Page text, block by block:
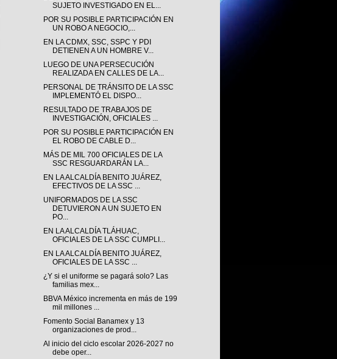
SUJETO INVESTIGADO EN EL...
POR SU POSIBLE PARTICIPACIÓN EN
UN ROBO A NEGOCIO,...
EN LA CDMX, SSC, SSPC Y PDI
DETIENEN A UN HOMBRE V...
LUEGO DE UNA PERSECUCIÓN
REALIZADA EN CALLES DE LA...
PERSONAL DE TRÁNSITO DE LA SSC
IMPLEMENTÓ EL DISPO...
RESULTADO DE TRABAJOS DE
INVESTIGACIÓN, OFICIALES ...
POR SU POSIBLE PARTICIPACIÓN EN
EL ROBO DE CABLE D...
MÁS DE MIL 700 OFICIALES DE LA
SSC RESGUARDARÁN LA...
EN LA ALCALDÍA BENITO JUÁREZ,
EFECTIVOS DE LA SSC ...
UNIFORMADOS DE LA SSC
DETUVIERON A UN SUJETO EN
PO...
EN LA ALCALDÍA TLÁHUAC,
OFICIALES DE LA SSC CUMPLI...
EN LA ALCALDÍA BENITO JUÁREZ,
OFICIALES DE LA SSC ...
¿Y si el uniforme se pagará solo? Las
familias mex...
BBVA México incrementa en más de 199
mil millones ...
Fomento Social Banamex y 13
organizaciones de prod...
Al inicio del ciclo escolar 2026-2027 no
debe oper...